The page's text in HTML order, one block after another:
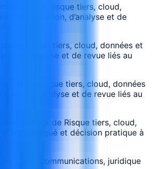
pour Risque tiers, cloud,
d’application, d’analyse et de
Risque tiers, cloud, données et
d’analyse et de revue liés au
pour Risque tiers, cloud, données
d’analyse et de revue liés au
autour de Risque tiers, cloud,
appliqué et décision pratique à
réaliste
crise, communications, juridique